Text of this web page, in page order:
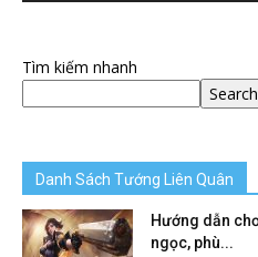
Tìm kiếm nhanh
Search
Danh Sách Tướng Liên Quân
Hướng dẫn
ngọc, phù...